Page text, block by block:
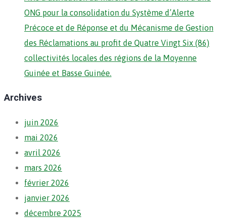
ONG pour la consolidation du Système d’Alerte
Précoce et de Réponse et du Mécanisme de Gestion
des Réclamations au profit de Quatre Vingt Six (86)
collectivités locales des régions de la Moyenne
Guinée et Basse Guinée.
Archives
juin 2026
mai 2026
avril 2026
mars 2026
février 2026
janvier 2026
décembre 2025